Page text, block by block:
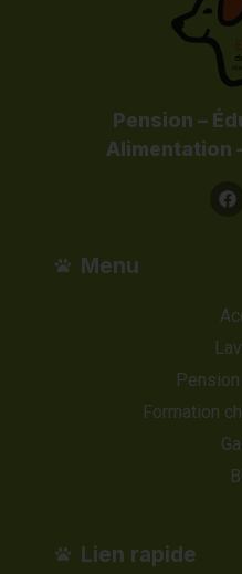
Pension –
Alimentation
Menu
Formation
Lien rapide